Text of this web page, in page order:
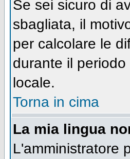
Se sei sicuro di
sbagliata, il
per calcolare le
durante il
locale.
Torna in cima
La mia lingua
L'amministratore